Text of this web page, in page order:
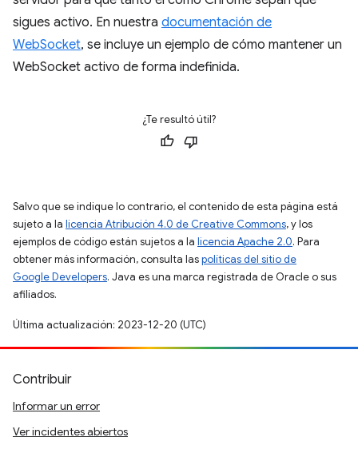
sigues activo. En nuestra documentación de
WebSocket, se incluye un ejemplo de cómo mantener un
WebSocket activo de forma indefinida.
¿Te resultó útil?
Salvo que se indique lo contrario, el contenido de esta página está
sujeto a la licencia Atribución 4.0 de Creative Commons, y los
ejemplos de código están sujetos a la licencia Apache 2.0. Para
obtener más información, consulta laspolíticas del sitio de
Google Developers. Java es una marca registrada de Oracle o sus
afiliados.
Última actualización: 2023-12-20 (UTC)
Contribuir
Informar un error
Ver incidentes abiertos